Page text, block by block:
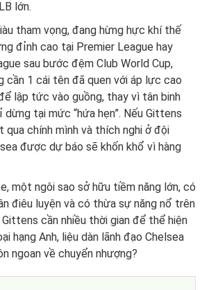
lớn.
tham vọng, đang hừng hực khí thế
đỉnh cao tại Premier League hay
sau bước đệm Club World Cup,
cần 1 cái tên đã quen với áp lực cao
lập tức vào guồng, thay vì tân binh
tại mức “hứa hẹn”. Nếu Gittens
qua chính mình và thích nghi ở đội
được dự báo sẽ khốn khổ vì hàng
một ngôi sao sở hữu tiềm năng lớn, có
điêu luyện và có thừa sự năng nổ trên
cần nhiều thời gian để thể hiện
hạng Anh, liệu dàn lãnh đạo Chelsea
ngoan về chuyển nhượng?